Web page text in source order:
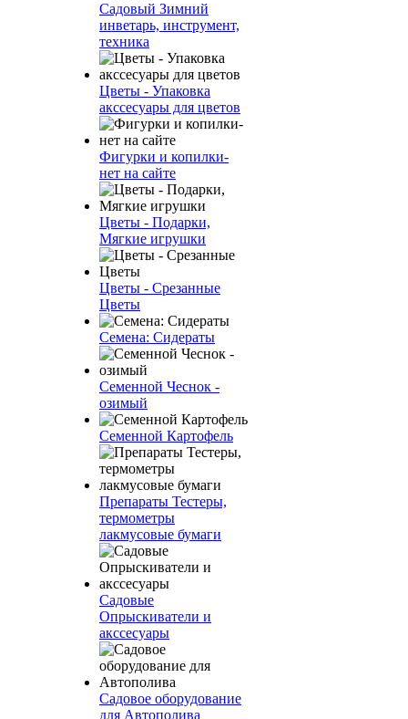
Садовый Зимний
инветарь, инструмент,
техника
Цветы - Упаковка
акссесуары для цветов
Фигурки и копилки-
нет на сайте
Цветы - Подарки,
Мягкие игрушки
Цветы - Срезанные
Цветы
Семена: Сидераты
Семенной Чеснок -
озимый
Семенной Картофель
Препараты Тестеры,
термометры
лакмусовые бумаги
Садовые
Опрыскиватели и
акссесуары
Садовое оборудование
для Автополива